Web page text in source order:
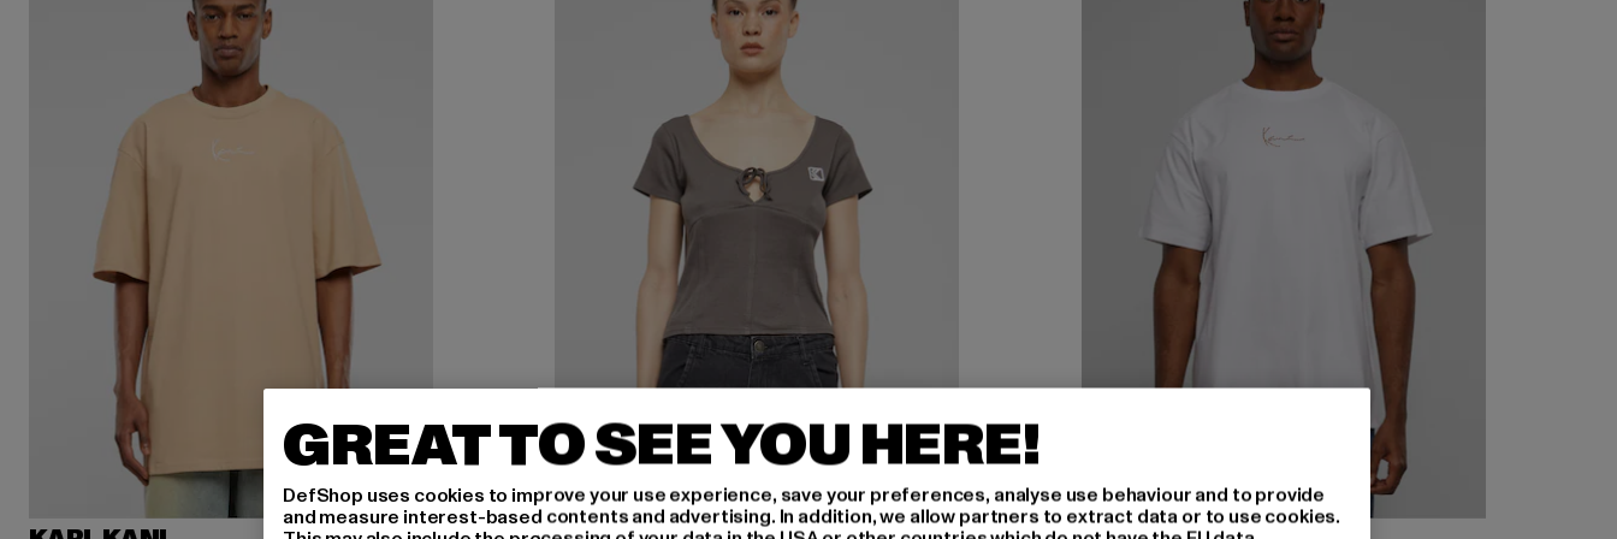
GREAT TO SEE YOU HERE!
DefShop uses cookies to improve your use experience, save your preferences, analyse use behaviour and to provide
and measure interest-based contents and advertising. In addition, we allow partners to extract data or to use cookies.